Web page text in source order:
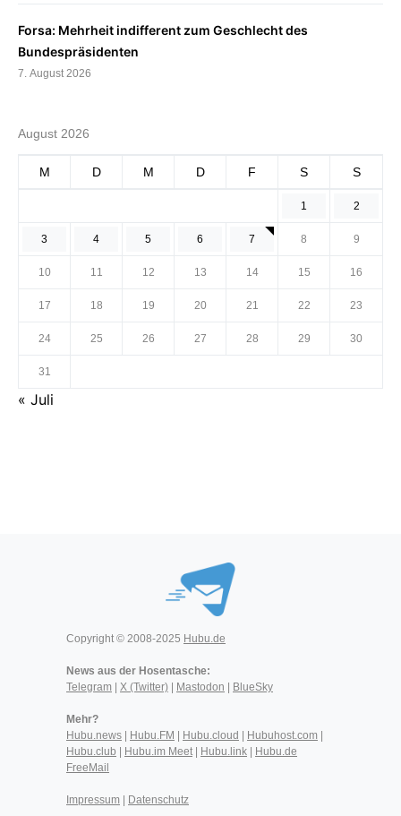
Forsa: Mehrheit indifferent zum Geschlecht des
Bundespräsidenten
7. August 2026
August 2026
M D M D F S S
1 2
3 4 5 6 7 8 9
10 11 12 13 14 15 16
17 18 19 20 21 22 23
24 25 26 27 28 29 30
31
« Juli
Copyright © 2008-2025 Hubu.de
News aus der Hosentasche:
Telegram
X (Twitter) Mastodon BlueSky
Mehr?
Hubu.news
Hubu.FM Hubu.cloud Hubuhost.com
Hubu.club
Hubu.im Meet| Hubu.link
Hubu.de
FreeMail
Impressum Datenschutz